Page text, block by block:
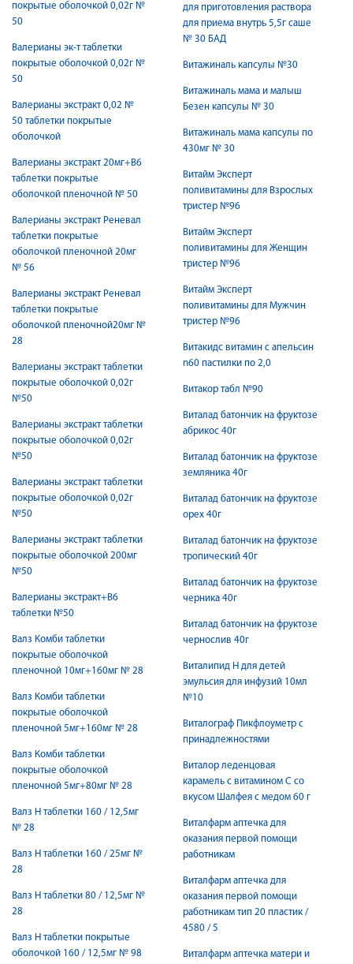
покрытые оболочкой 0,02г №
50
Валерианы эк-т таблетки
покрытые оболочкой 0,02г №
50
Валерианы экстракт 0,02 №
50 таблетки покрытые
оболочкой
Валерианы экстракт 20мг+В6
таблетки покрытые
оболочкой пленочной № 50
Валерианы экстракт Реневал
таблетки покрытые
оболочкой пленочной 20мг
№ 56
Валерианы экстракт Реневал
таблетки покрытые
оболочкой пленочной20мг №
28
Валерианы экстракт таблетки
покрытые оболочкой 0,02г
№50
Валерианы экстракт таблетки
покрытые оболочкой 0,02г
№50
Валерианы экстракт таблетки
покрытые оболочкой 0,02г
№50
Валерианы экстракт таблетки
покрытые оболочкой 200мг
№50
Валерианы экстракт+В6
таблетки №50
Валз Комби таблетки
покрытые оболочкой
пленочной 10мг+160мг № 28
Валз Комби таблетки
покрытые оболочкой
пленочной 5мг+160мг № 28
Валз Комби таблетки
покрытые оболочкой
пленочной 5мг+80мг № 28
Валз Н таблетки 160 / 12,5мг
№ 28
Валз Н таблетки 160 / 25мг №
28
Валз Н таблетки 80 / 12,5мг №
28
Валз Н таблетки покрытые
оболочкой 160 / 12,5мг № 98
для приготовления раствора
для приема внутрь 5,5г саше
№ 30 БАД
Витажиналь капсулы №30
Витажиналь мама и малыш
Безен капсулы № 30
Витажиналь мама капсулы по
430мг № 30
Витайм Эксперт
поливитамины для Взрослых
тристер №96
Витайм Эксперт
поливитамины для Женщин
тристер №96
Витайм Эксперт
поливитамины для Мужчин
тристер №96
Витакидс витамин с апельсин
n60 пастилки по 2,0
Витакор табл №90
Виталад батончик на фруктозе
абрикос 40г
Виталад батончик на фруктозе
земляника 40г
Виталад батончик на фруктозе
орех 40г
Виталад батончик на фруктозе
тропический 40г
Виталад батончик на фруктозе
черника 40г
Виталад батончик на фруктозе
чернослив 40г
Виталипид Н для детей
эмульсия для инфузий 10мл
№10
Виталограф Пикфлоуметр с
принадлежностями
Виталор леденцовая
карамель с витамином С со
вкусом Шалфея с медом 60 г
Виталфарм аптечка для
оказания первой помощи
работникам
Виталфарм аптечка для
оказания первой помощи
работникам тип 20 пластик /
4580 / 5
Виталфарм аптечка матери и